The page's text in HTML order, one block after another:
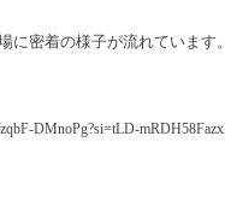
に密着の様子が流れています
DMnoPg?si=tLD-